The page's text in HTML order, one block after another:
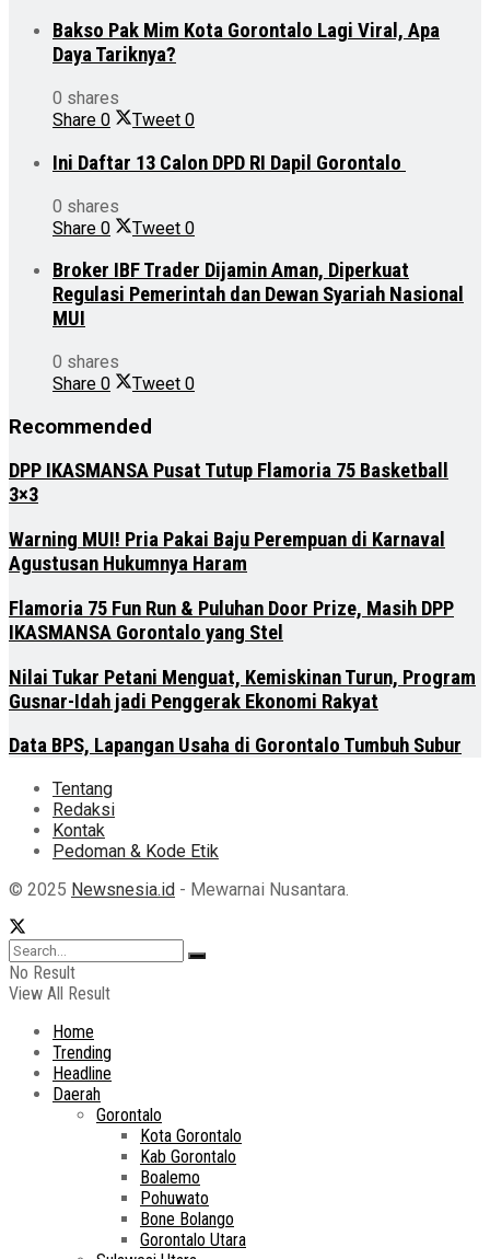
Bakso Pak Mim Kota Gorontalo Lagi Viral, Apa
Daya Tariknya?
0 shares
Share 0 Tweet 0
Ini Daftar 13 Calon DPD RI Dapil Gorontalo
0 shares
Share 0 Tweet 0
Broker IBF Trader Dijamin Aman, Diperkuat
Regulasi Pemerintah dan Dewan Syariah Nasional
MUI
0 shares
Share 0 Tweet 0
Recommended
DPP IKASMANSA Pusat Tutup Flamoria 75 Basketball
3×3
Warning MUI! Pria Pakai Baju Perempuan di Karnaval
Agustusan Hukumnya Haram
Flamoria 75 Fun Run & Puluhan Door Prize, Masih DPP
IKASMANSA Gorontalo yang Stel
Nilai Tukar Petani Menguat, Kemiskinan Turun, Program
Gusnar-Idah jadi Penggerak Ekonomi Rakyat
Data BPS, Lapangan Usaha di Gorontalo Tumbuh Subur
Tentang
Redaksi
Kontak
Pedoman & Kode Etik
© 2025 Newsnesia.id - Mewarnai Nusantara.
No Result
View All Result
Home
Trending
Headline
Daerah
Gorontalo
Kota Gorontalo
Kab Gorontalo
Boalemo
Pohuwato
Bone Bolango
Gorontalo Utara